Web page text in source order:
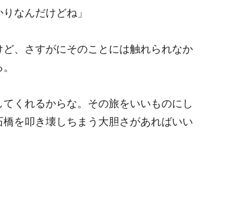
なんだけどね」
、さすがにそのことには触れられなか
くれるからな。その旅をいいものにし
を叩き壊しちまう大胆さがあればいい